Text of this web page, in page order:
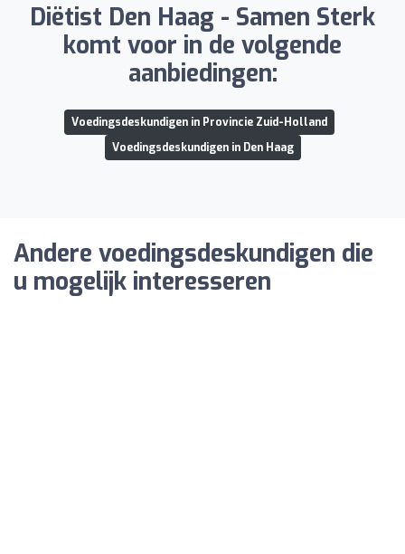
Diëtist Den Haag - Samen Sterk
komt voor in de volgende
aanbiedingen:
Voedingsdeskundigen in Provincie Zuid-Holland
Voedingsdeskundigen in Den Haag
Andere voedingsdeskundigen die
u mogelijk interesseren